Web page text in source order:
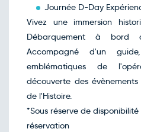
Journée D-Day
Vivez une immersion
Débarquement à bord
Accompagné d'un
emblématiques de
découverte des
de l'Histoire.
*Sous réserve de
réservation